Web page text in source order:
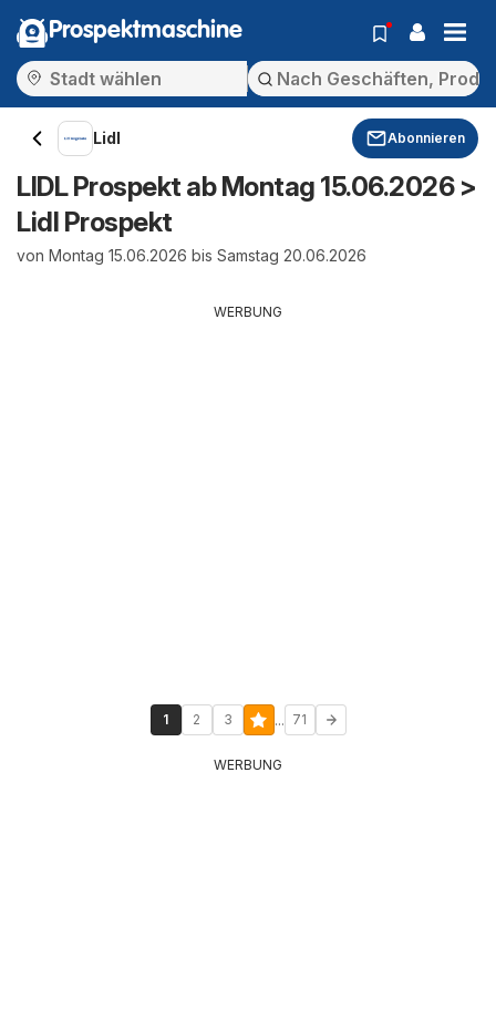
Prospektmaschine
Lidl Abonnieren
LIDL Prospekt ab Montag 15.06.2026 >
Lidl Prospekt
von Montag 15.06.2026 bis Samstag 20.06.2026
WERBUNG
1 2 3 ... 71
WERBUNG